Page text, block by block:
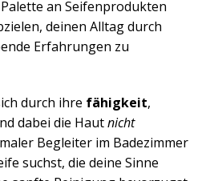
an Seifenprodukten
deinen Alltag durch
Erfahrungen zu
durch ihre fähigkeit,
dabei die Hautnicht
Begleiter im Badezimmer
suchst, die deine Sinne